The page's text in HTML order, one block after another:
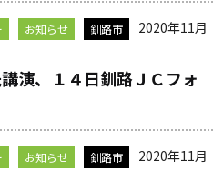
お知らせ 釧路市
2020年11月
演、１４日釧路ＪＣフォ
お知らせ 釧路市
2020年11月